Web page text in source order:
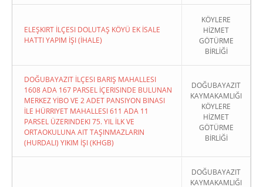
ELEŞKIRT İLÇESI DOLUTAŞ KÖYÜ EK İSALE
HATTI YAPIM İŞI (İHALE)
KÖYLERE
HİZMET
GÖTÜRME
BİRLİĞİ
DOĞUBAYAZIT İLÇESI BARIŞ MAHALLESI
1608 ADA 167 PARSEL İÇERISINDE BULUNAN
MERKEZ YİBO VE 2 ADET PANSIYON BINASI
İLE HÜRRIYET MAHALLESI 611 ADA 11
PARSEL ÜZERINDEKI 75. YIL İLK VE
ORTAOKULUNA AIT TAŞINMAZLARIN
(HURDALI) YIKIM İŞI (KHGB)
DOĞUBAYAZIT
KAYMAKAMLIĞI
KÖYLERE
HİZMET
GÖTÜRME
BİRLİĞİ
DOĞUBAYAZIT
KAYMAKAMLIĞI